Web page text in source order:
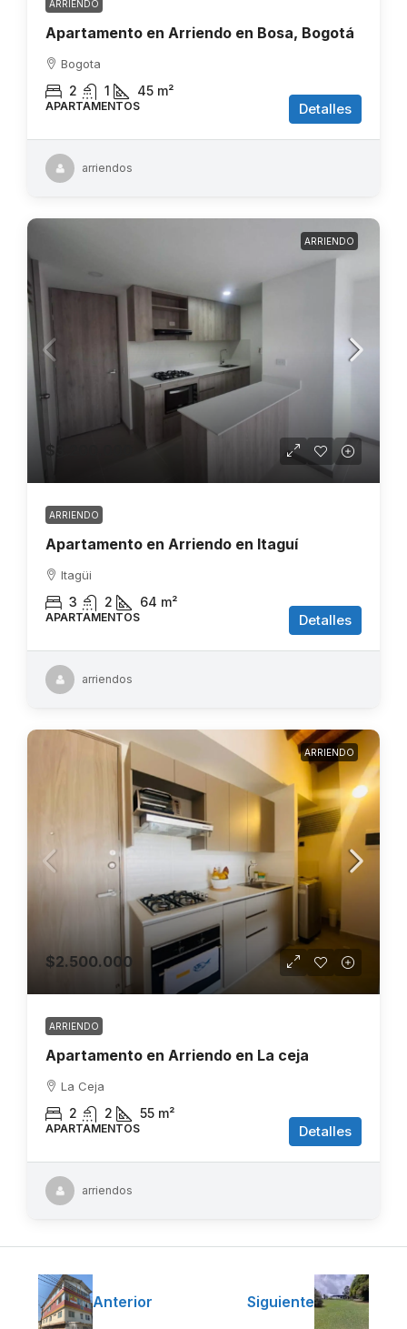
ARRIENDO
Apartamento en Arriendo en Bosa, Bogotá
Bogota
2 1 45 m²
APARTAMENTOS Detalles
arriendos
ARRIENDO
$3.200.000
ARRIENDO
Apartamento en Arriendo en Itaguí
Itagüi
3 2 64 m²
APARTAMENTOS Detalles
arriendos
ARRIENDO
$2.500.000
ARRIENDO
Apartamento en Arriendo en La ceja
La Ceja
2 2 55 m²
APARTAMENTOS Detalles
arriendos
Anterior Siguiente